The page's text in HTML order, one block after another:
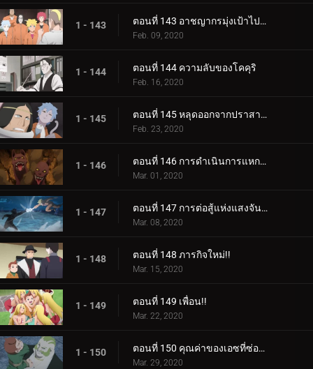
1 - 143 ตอนที่ 143 อาชญากรมุ่งเป้าไปที่โคคุริ
Feb. 09, 2020
1 - 144 ตอนที่ 144 ความลับของโคคุริ
Feb. 16, 2020
1 - 145 ตอนที่ 145 หลุดออกจากปราสาทโฮซึกิ
Feb. 23, 2020
1 - 146 ตอนที่ 146 การดำเนินการแหกคุก
Mar. 01, 2020
1 - 147 ตอนที่ 147 การต่อสู้แห่งแสงจันทร์อันเป็นเวรกรรม
Mar. 08, 2020
1 - 148 ตอนที่ 148 ภารกิจใหม่!!
Mar. 15, 2020
1 - 149 ตอนที่ 149 เพื่อน!!
Mar. 22, 2020
1 - 150 ตอนที่ 150 คุณค่าของเอซที่ซ่อนอยู่
Mar. 29, 2020